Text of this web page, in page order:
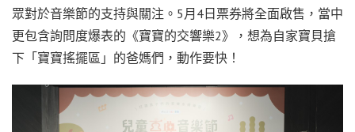
眾對於音樂節的支持與關注。5月4日票券將全面啟售，當中
更包含詢問度爆表的《寶寶的交響樂2》，想為自家寶貝搶
下「寶寶搖擺區」的爸媽們，動作要快！